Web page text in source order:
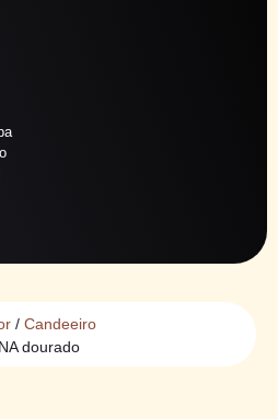
/ Candeeiro
dourado